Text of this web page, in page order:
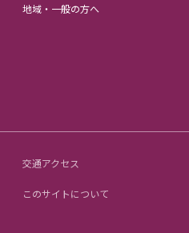
地域・一般の方へ
交通アクセス
このサイトについて